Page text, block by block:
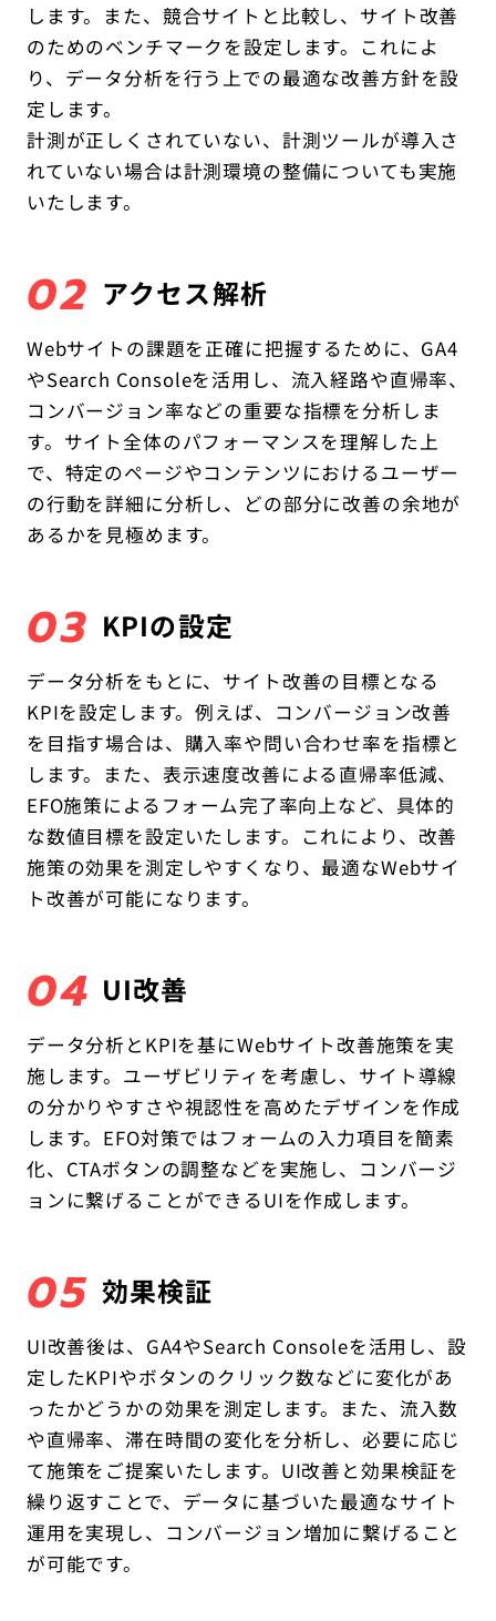
します。また、競合サイトと比較し、サイト改善
のためのベンチマークを設定します。これによ
り、データ分析を行う上での最適な改善方針を設
定します。
計測が正しくされていない、計測ツールが導入さ
れていない場合は計測環境の整備についても実施
いたします。
02 アクセス解析
Webサイトの課題を正確に把握するために、GA4
やSearch Consoleを活用し、流入経路や直帰率、
コンバージョン率などの重要な指標を分析しま
す。サイト全体のパフォーマンスを理解した上
で、特定のページやコンテンツにおけるユーザー
の行動を詳細に分析し、どの部分に改善の余地が
あるかを見極めます。
03 KPIの設定
データ分析をもとに、サイト改善の目標となる
KPIを設定します。例えば、コンバージョン改善
を目指す場合は、購入率や問い合わせ率を指標と
します。また、表示速度改善による直帰率低減、
EFO施策によるフォーム完了率向上など、具体的
な数値目標を設定いたします。これにより、改善
施策の効果を測定しやすくなり、最適なWebサイ
ト改善が可能になります。
04 UI改善
データ分析とKPIを基にWebサイト改善施策を実
施します。ユーザビリティを考慮し、サイト導線
の分かりやすさや視認性を高めたデザインを作成
します。EFO対策ではフォームの入力項目を簡素
化、CTAボタンの調整などを実施し、コンバージ
ョンに繋げることができるUIを作成します。
05 効果検証
UI改善後は、GA4やSearch Consoleを活用し、設
定したKPIやボタンのクリック数などに変化があ
ったかどうかの効果を測定します。また、流入数
や直帰率、滞在時間の変化を分析し、必要に応じ
て施策をご提案いたします。UI改善と効果検証を
繰り返すことで、データに基づいた最適なサイト
運用を実現し、コンバージョン増加に繋げること
が可能です。